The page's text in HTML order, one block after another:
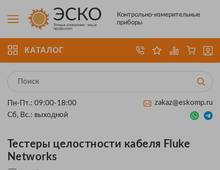
Контрольно-измерительные
приборы
КАТАЛОГ
Пн-Пт.: 09:00-18:00
Сб, Вс.: выходной
zakaz@eskomp.ru
Тестеры целостности кабеля Fluke
Networks